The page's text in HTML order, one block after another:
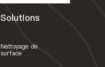
Solutions
Nettoyage de
surface